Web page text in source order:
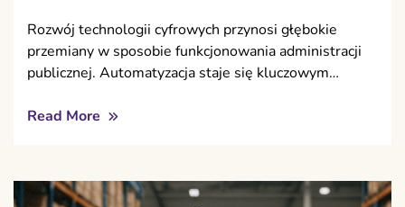
Rozwój technologii cyfrowych przynosi głębokie
przemiany w sposobie funkcjonowania administracji
publicznej. Automatyzacja staje się kluczowym…
Read More